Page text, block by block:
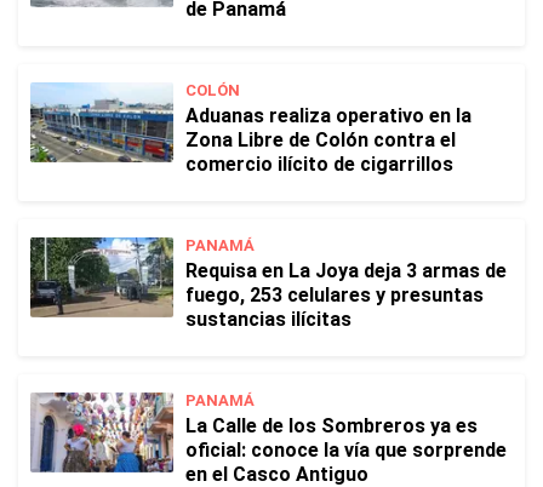
de Panamá
COLÓN
Aduanas realiza operativo en la
Zona Libre de Colón contra el
comercio ilícito de cigarrillos
PANAMÁ
Requisa en La Joya deja 3 armas de
fuego, 253 celulares y presuntas
sustancias ilícitas
PANAMÁ
La Calle de los Sombreros ya es
oficial: conoce la vía que sorprende
en el Casco Antiguo